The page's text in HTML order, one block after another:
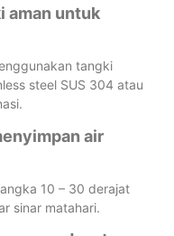
aman untuk
tangki
steel SUS 304 atau
air
10 – 30 derajat
sinar matahari.